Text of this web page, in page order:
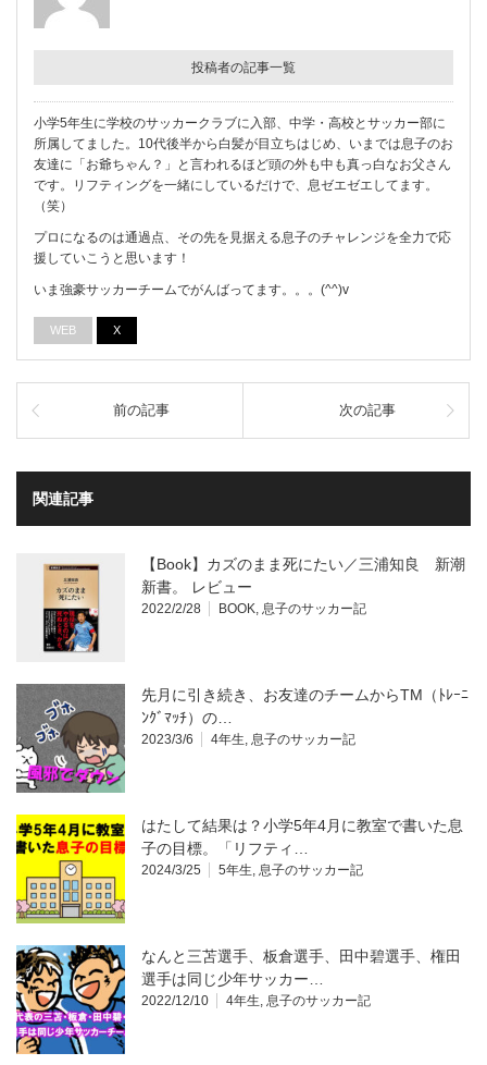
投稿者の記事一覧
小学5年生に学校のサッカークラブに入部、中学・高校とサッカー部に
所属してました。10代後半から白髪が目立ちはじめ、いまでは息子のお
友達に「お爺ちゃん？」と言われるほど頭の外も中も真っ白なお父さん
です。リフティングを一緒にしているだけで、息ゼエゼエしてます。
（笑）
プロになるのは通過点、その先を見据える息子のチャレンジを全力で応
援していこうと思います！
いま強豪サッカーチームでがんばってます。。。(^^)v
WEB X
前の記事 次の記事
関連記事
【Book】カズのまま死にたい／三浦知良 新潮
新書。 レビュー
2022/2/28 BOOK 息子のサッカー記
先月に引き続き、お友達のチームからTM（ﾄﾚｰﾆ
ﾝｸﾞﾏｯﾁ）の…
2023/3/6 4年生 息子のサッカー記
はたして結果は？小学5年4月に教室で書いた息
子の目標。「リフティ…
2024/3/25 5年生 息子のサッカー記
なんと三苫選手、板倉選手、田中碧選手、権田
選手は同じ少年サッカー…
2022/12/10 4年生 息子のサッカー記